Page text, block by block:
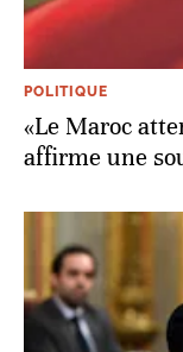
POLITIQUE
«Le Maroc
affirme une